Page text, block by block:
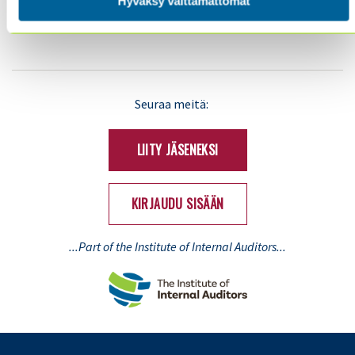
YHTEYSTIEDOT
TIETOSUOJA JA EVÄSTEET
Seuraa meitä:
LIITY JÄSENEKSI
KIRJAUDU SISÄÄN
...Part of the Institute of Internal Auditors...